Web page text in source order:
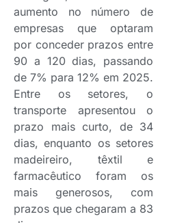
aumento no número de
empresas que optaram
por conceder prazos entre
90 a 120 dias, passando
de 7% para 12% em 2025.
Entre os setores, o
transporte apresentou o
prazo mais curto, de 34
dias, enquanto os setores
madeireiro, têxtil e
farmacêutico foram os
mais generosos, com
prazos que chegaram a 83